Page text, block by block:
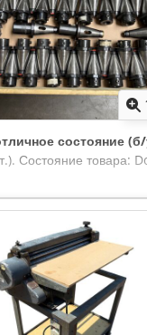
состояние
Состояние товара: